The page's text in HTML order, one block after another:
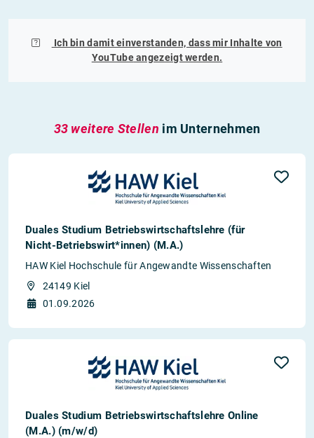
Ich bin damit einverstanden, dass mir Inhalte von
YouTubeangezeigt werden.
33 weitere Stellen im Unternehmen
Duales Studium Betriebswirtschaftslehre (für
Nicht-Betriebswirt*innen) (M.A.)
HAW Kiel Hochschule für Angewandte Wissenschaften
24149 Kiel
01.09.2026
Duales Studium Betriebswirtschaftslehre Online
(M.A.) (m/w/d)